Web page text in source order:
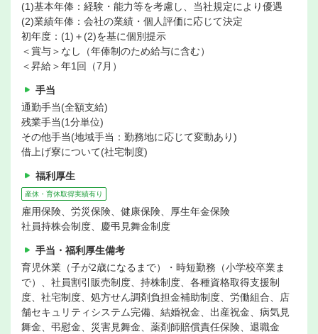
(1)基本年俸：経験・能力等を考慮し、当社規定により優遇
(2)業績年俸：会社の業績・個人評価に応じて決定
初年度：(1)＋(2)を基に個別提示
＜賞与＞なし（年俸制のため給与に含む）
＜昇給＞年1回（7月）
手当
通勤手当(全額支給)
残業手当(1分単位)
その他手当(地域手当：勤務地に応じて変動あり)
借上げ寮について(社宅制度)
福利厚生
産休・育休取得実績有り
雇用保険、労災保険、健康保険、厚生年金保険
社員持株会制度、慶弔見舞金制度
手当・福利厚生備考
育児休業（子が2歳になるまで）・時短勤務（小学校卒業ま
で）、社員割引販売制度、持株制度、各種資格取得支援制
度、社宅制度、処方せん調剤負担金補助制度、労働組合、店
舗セキュリティシステム完備、結婚祝金、出産祝金、病気見
舞金、弔慰金、災害見舞金、薬剤師賠償責任保険、退職金